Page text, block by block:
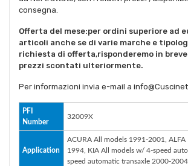
consegna.
Offerta del mese:per ordini superiore ad
articoli anche se di varie marche e
richiesta di offerta,risponderemo in
prezzi scontati ulteriormente.
Per informazioni invia e-mail a
PFI
Number
32009X
Application
ACURA All models 1991-2001,
1994, KIA All models w/ 4-speed
speed automatic transaxle 2000-